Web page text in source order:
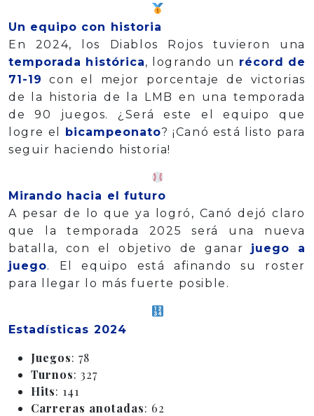
Un equipo con historia
En 2024, los Diablos Rojos tuvieron una
temporada histórica, logrando un récord de
71-19
con el mejor porcentaje de victorias
de la historia de la LMB en una temporada
de 90 juegos. ¿Será este el equipo que
logre el bicampeonato? ¡Canó está listo para
seguir haciendo historia!
Mirando hacia el futuro
A pesar de lo que ya logró, Canó dejó claro
que la temporada 2025 será una nueva
batalla, con el objetivo de ganar juego a
juego. El equipo está afinando su roster
para llegar lo más fuerte posible.
Estadísticas 2024
Juegos: 78
Turnos: 327
Hits: 141
Carreras anotadas: 62